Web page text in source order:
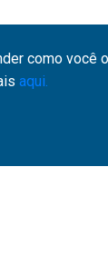
como você
aqui.